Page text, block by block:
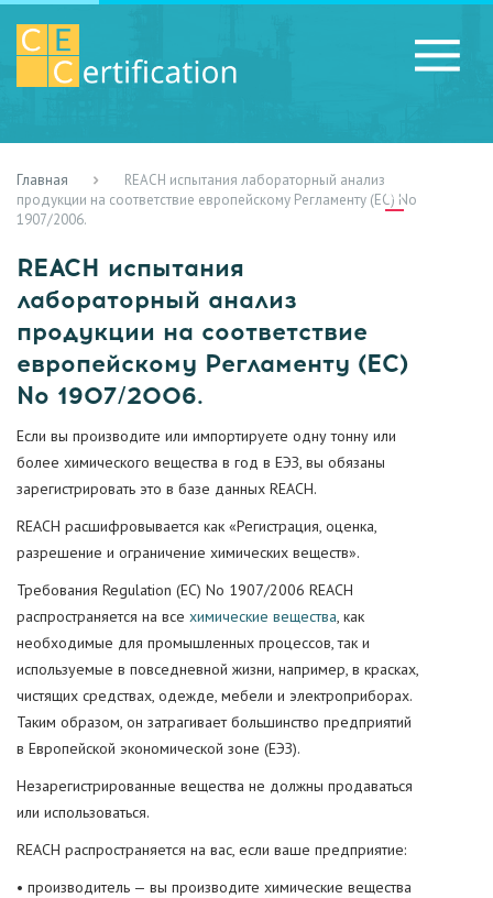
RU LV
Главная
REACH испытания лабораторный анализ
продукции на соответствие европейскому Регламенту (EC) No
1907/2006.
REACH испытания
лабораторный анализ
продукции на соответствие
европейскому Регламенту (EC)
No 1907/2006.
Если вы производите или импортируете одну тонну или
более химического вещества в год в ЕЭЗ, вы обязаны
зарегистрировать это в базе данных REACH.
REACH расшифровывается как «Регистрация, оценка,
разрешение и ограничение химических веществ».
Требования Regulation (EC) No 1907/2006 REACH
распространяется на все химические вещества, как
необходимые для промышленных процессов, так и
используемые в повседневной жизни, например, в красках,
чистящих средствах, одежде, мебели и электроприборах.
Таким образом, он затрагивает большинство предприятий
в Европейской экономической зоне (ЕЭЗ).
Незарегистрированные вещества не должны продаваться
или использоваться.
REACH распространяется на вас, если ваше предприятие:
• производитель — вы производите химические вещества